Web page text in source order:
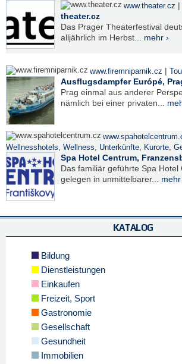
www.theater.cz |
theater.cz
Das Prager Theaterfestival
alljährlich im Herbst... mehr ›
www.firemniparnik.cz |
Ausflugsdampfer Európé,
Prag einmal aus anderer
nämlich bei einer privaten...
Wellnesshotels, Wellness, Unterkünfte, Kurorte,
Spa Hotel Centrum,
Das familiär geführte Spa Hotel
gelegen in unmittelbarer... mehr
KATALOG
Bildung
Dienstleistungen
Einkaufen
Freizeit, Sport
Gastronomie
Gesellschaft
Gesundheit
Immobilien